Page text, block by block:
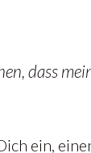
dass
ein,